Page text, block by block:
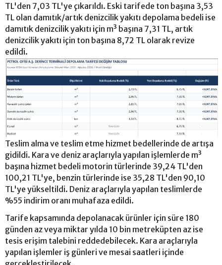
TL'den 7,03 TL'ye çıkarıldı. Eski tarifede ton başına 3,53
TL olan damıtık/artık denizcilik yakıtı depolama bedeli ise
damıtık denizcilik yakıtı için m³ başına 7,31 TL, artık
denizcilik yakıtı için ton başına 8,72 TL olarak revize
edildi.
Teslim alma ve teslim etme hizmet bedellerinde de artışa
gidildi. Kara ve deniz araçlarıyla yapılan işlemlerde m³
başına hizmet bedeli motorin türlerinde 39,24 TL'den
100,21 TL'ye, benzin türlerinde ise 35,28 TL'den 90,10
TL'ye yükseltildi. Deniz araçlarıyla yapılan teslimlerde
%55 indirim oranı muhafaza edildi.
Tarife kapsamında depolanacak ürünler için süre 180
günden az veya miktar yılda 10 bin metreküpten az ise
tesis erişim talebini reddedebilecek. Kara araçlarıyla
yapılan işlemler iş günleri ve mesai saatleri içinde